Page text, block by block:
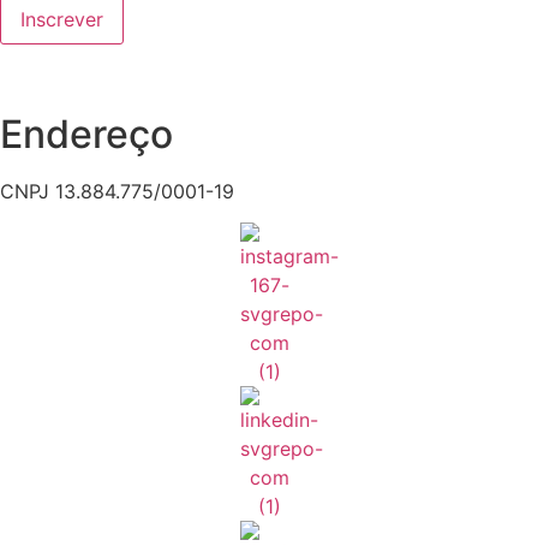
Inscrever
Endereço
CNPJ 13.884.775/0001-19